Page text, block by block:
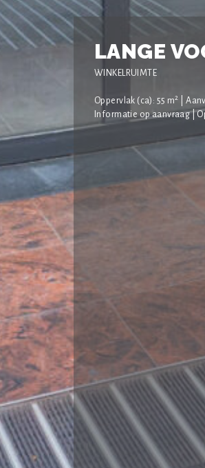
LANGE
WINKELRUIMTE
Oppervlak (ca): 55 m2
|
Informatie op aanvraag |